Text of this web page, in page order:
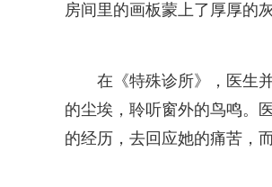
房间里的画板蒙上了厚厚的
在《特殊诊所》，医生
的尘埃，聆听窗外的鸟鸣。
的经历，去回应她的痛苦，